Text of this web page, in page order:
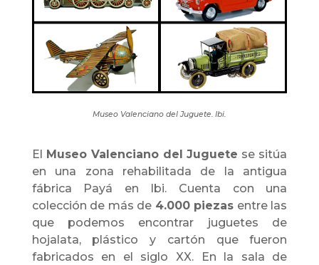
Museo Valenciano del Juguete. Ibi.
El Museo Valenciano del Juguete se sitúa
en una zona rehabilitada de la antigua
fábrica Payá en Ibi. Cuenta con una
colección de más de 4.000 piezas entre las
que podemos encontrar juguetes de
hojalata, plástico y cartón que fueron
fabricados en el siglo XX. En la sala de